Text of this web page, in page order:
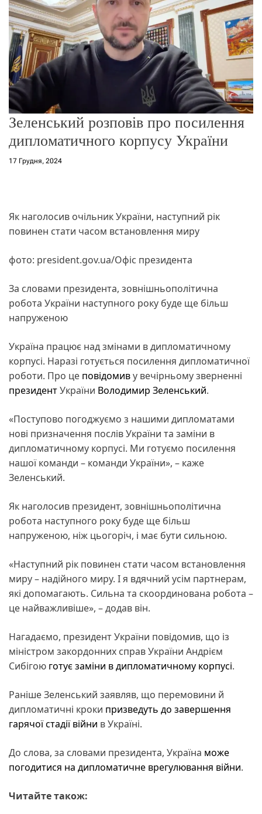
р
е
ж
и
м
у
Зеленський розповів про посилення
дипломатичного корпусу України
17 Грудня, 2024
Як наголосив очільник України, наступний рік
повинен стати часом встановлення миру
фото: president.gov.ua/Офіс президента
За словами президента, зовнішньополітична
робота України наступного року буде ще більш
напруженою
Україна працює над змінами в дипломатичному
корпусі. Наразі готується посилення дипломатичної
роботи. Про це повідомиву вечірньому зверненні
президентУкраїни Володимир Зеленський.
«Поступово погоджуємо з нашими дипломатами
нові призначення послів України та заміни в
дипломатичному корпусі. Ми готуємо посилення
нашої команди – команди України», – каже
Зеленський.
Як наголосив президент, зовнішньополітична
робота наступного року буде ще більш
напруженою, ніж цьогоріч, і має бути сильною.
«Наступний рік повинен стати часом встановлення
миру – надійного миру. І я вдячний усім партнерам,
які допомагають. Сильна та скоординована робота –
це найважливіше», – додав він.
Нагадаємо, президент України повідомив, що із
міністром закордонних справ України Андрієм
Сибігою готує заміни в дипломатичному корпусі.
Раніше Зеленський заявляв, що перемовини й
дипломатичні кроки призведуть до завершення
гарячої стадії війни в Україні.
До слова, за словами президента, Україна може
погодитися на дипломатичне врегулювання війни.
Читайте також: